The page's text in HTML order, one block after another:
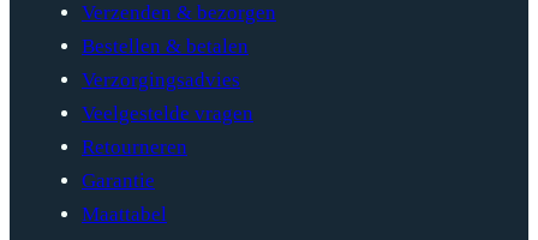
Verzenden & bezorgen
Bestellen & betalen
Verzorgingsadvies
Veelgestelde vragen
Retourneren
Garantie
Maattabel